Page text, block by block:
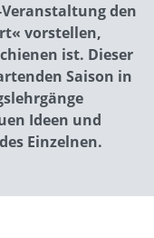
den
vorstellen,
ist. Dieser
Saison in
Ideen und
Einzelnen.